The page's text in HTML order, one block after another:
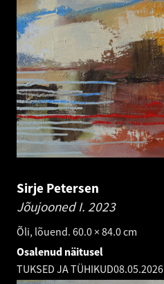
Sirje Petersen
Jõujooned I. 2023
Õli, lõuend. 60.0 × 84.0 cm
Osalenud näitusel
TUKSED JA TÜHIKUD08.05.2026